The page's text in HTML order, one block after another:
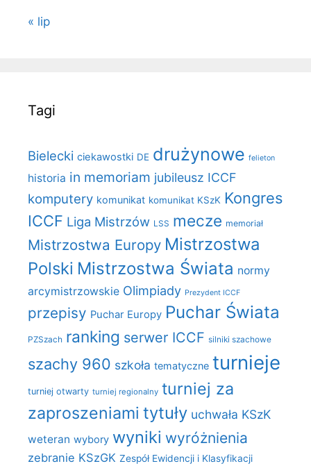
« lip
Tagi
Bielecki ciekawostki DE drużynowe felieton
historia in memoriam jubileusz ICCF
komputery komunikat komunikat KSzK Kongres
ICCF Liga Mistrzów LSS mecze memoriał
Mistrzostwa Europy Mistrzostwa
Polski Mistrzostwa Świata normy
arcymistrzowskie Olimpiady Prezydent ICCF
przepisy Puchar Europy Puchar Świata
PZSzach ranking serwer ICCF silniki szachowe
szachy 960 szkoła tematyczne turnieje
turniej otwarty turniej regionalny turniej za
zaproszeniami tytuły uchwała KSzK
weteran wybory wyniki wyróżnienia
zebranie KSzGK Zespół Ewidencji i Klasyfikacji